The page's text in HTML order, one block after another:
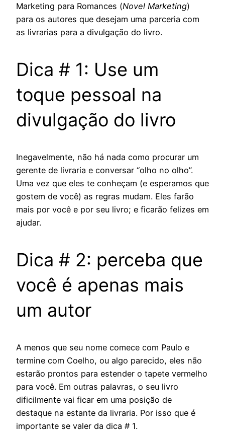
Marketing para Romances (Novel Marketing)
para os autores que desejam uma parceria com
as livrarias para a divulgação do livro.
Dica # 1: Use um
toque pessoal na
divulgação do livro
Inegavelmente, não há nada como procurar um
gerente de livraria e conversar “olho no olho”.
Uma vez que eles te conheçam (e esperamos que
gostem de você) as regras mudam. Eles farão
mais por você e por seu livro; e ficarão felizes em
ajudar.
Dica # 2: perceba que
você é apenas mais
um autor
A menos que seu nome comece com Paulo e
termine com Coelho, ou algo parecido, eles não
estarão prontos para estender o tapete vermelho
para você. Em outras palavras, o seu livro
dificilmente vai ficar em uma posição de
destaque na estante da livraria. Por isso que é
importante se valer da dica # 1.